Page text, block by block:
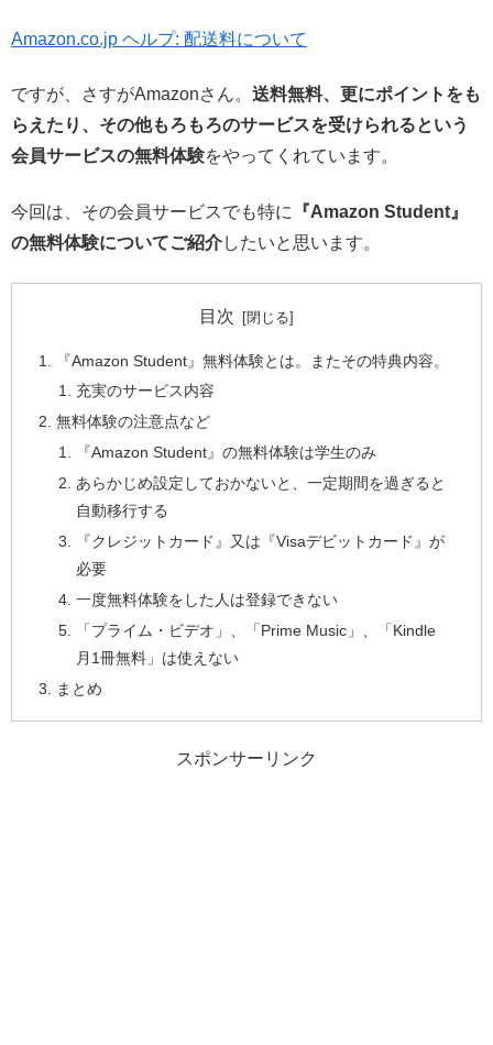
Amazon.co.jp ヘルプ: 配送料について
ですが、さすがAmazonさん。 送料無料、更にポイントをも
らえたり、その他もろもろのサービスを受けられるという
会員サービスの無料体験をやってくれています。
今回は、その会員サービスでも特に
『Amazon Student』
の無料体験についてご紹介したいと思います。
目次
『Amazon Student』無料体験とは。またその特典内容。
充実のサービス内容
無料体験の注意点など
『Amazon Student』の無料体験は学生のみ
あらかじめ設定しておかないと、一定期間を過ぎると
自動移行する
『クレジットカード』又は『Visaデビットカード』が
必要
一度無料体験をした人は登録できない
「プライム・ビデオ」、「Prime Music」、「Kindle
月1冊無料」は使えない
まとめ
スポンサーリンク